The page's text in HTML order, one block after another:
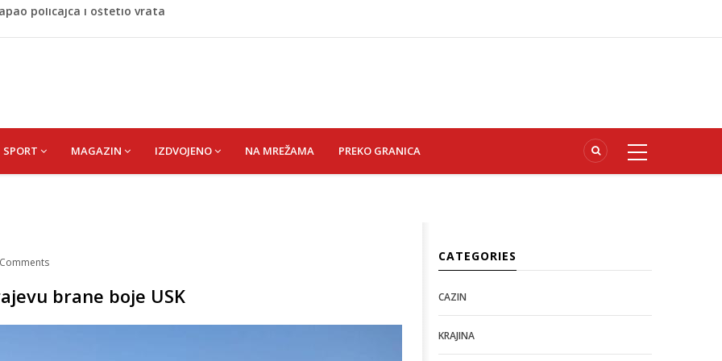
pravi veliki transfer za 25 miliona eura
roditelja radi dok razgovara s tinejdžerima
policajca i oštetio vrata
SPORT MAGAZIN IZDVOJENO NA MREŽAMA PREKO GRANICA
Comments
brane boje USK
CATEGORIES
CAZIN
KRAJINA